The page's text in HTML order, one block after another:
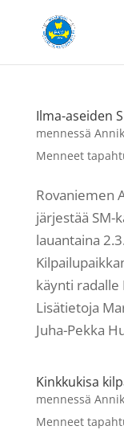
Ilma-aseiden
mennessä
Menneet
Rovaniemen
järjestää SM-
lauantaina
käynti radalle
Lisätietoja
Juha-Pekka
Kinkkukisa
mennessä
Menneet